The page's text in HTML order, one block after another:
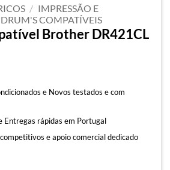
/ IMPRESSÃO E
DRUM'S COMPATÍVEIS
Brother DR421CL
e Novos testados e com
Entregas rápidas em Portugal
e apoio comercial dedicado